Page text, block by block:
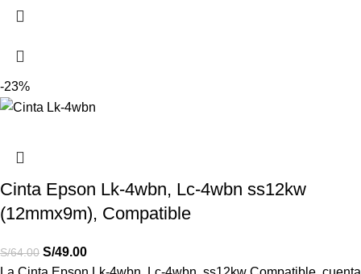
-23%
Cinta Epson Lk-4wbn, Lc-4wbn ss12kw
(12mmx9m), Compatible
S/64.00 S/49.00